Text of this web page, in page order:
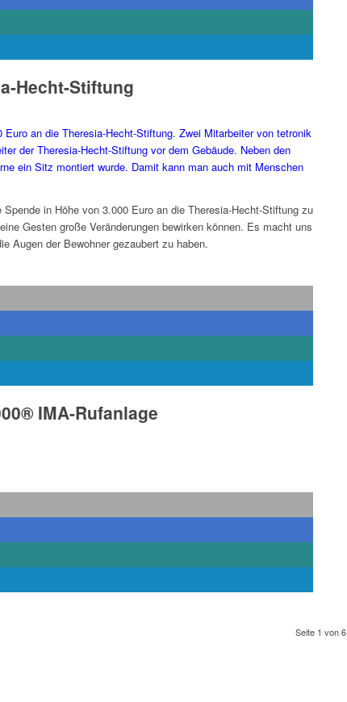
Hecht-Stiftung
in Höhe von 3.000 Euro an die Theresia-Hecht-Stiftung zu
Gesten große Veränderungen bewirken können. Es macht uns
Augen der Bewohner gezaubert zu haben.
IMA-Rufanlage
Seite 1 von 6